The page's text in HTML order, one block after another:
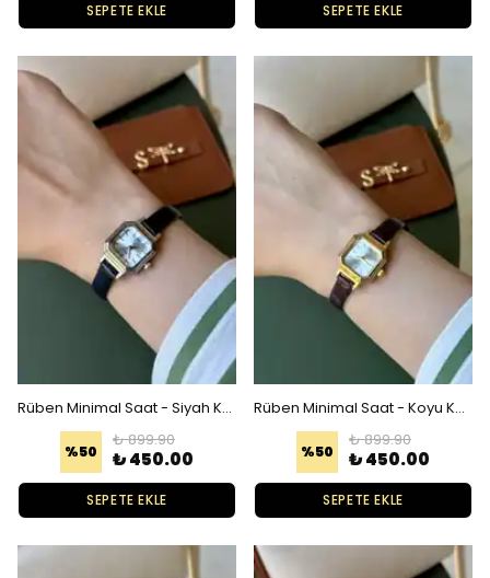
SEPETE EKLE SEPETE EKLE
Rüben Minimal Saat - Siyah Kordon Gümüş Kadran
%50
₺ 899.90
₺ 450.00
SEPETE EKLE
Rüben Minimal Saat - Koyu Kahverengi Kordon Gold Kadran
%50
₺ 899.90
₺ 450.00
SEPETE EKLE